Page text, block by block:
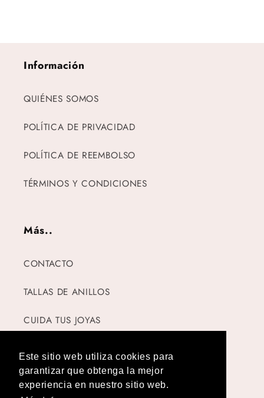
Este sitio web utiliza cookies para
garantizar que obtenga la mejor
experiencia en nuestro sitio web.
Información
QUIÉNES SOMOS
POLÍTICA DE PRIVACIDAD
POLÍTICA DE REEMBOLSO
TÉRMINOS Y CONDICIONES
Más..
CONTACTO
TALLAS DE ANILLOS
CUIDA TUS JOYAS
InstagramTikTok